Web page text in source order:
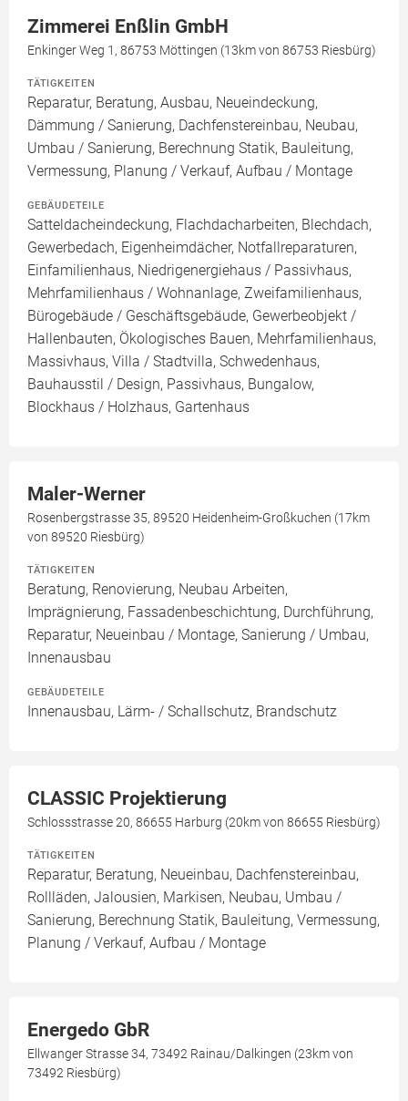
Zimmerei Enßlin GmbH
Enkinger Weg 1, 86753 Möttingen (13km von 86753 Riesbürg)
TÄTIGKEITEN
Reparatur, Beratung, Ausbau, Neueindeckung,
Dämmung / Sanierung, Dachfenstereinbau, Neubau,
Umbau / Sanierung, Berechnung Statik, Bauleitung,
Vermessung, Planung / Verkauf, Aufbau / Montage
GEBÄUDETEILE
Satteldacheindeckung, Flachdacharbeiten, Blechdach,
Gewerbedach, Eigenheimdächer, Notfallreparaturen,
Einfamilienhaus, Niedrigenergiehaus / Passivhaus,
Mehrfamilienhaus / Wohnanlage, Zweifamilienhaus,
Bürogebäude / Geschäftsgebäude, Gewerbeobjekt /
Hallenbauten, Ökologisches Bauen, Mehrfamilienhaus,
Massivhaus, Villa / Stadtvilla, Schwedenhaus,
Bauhausstil / Design, Passivhaus, Bungalow,
Blockhaus / Holzhaus, Gartenhaus
Maler-Werner
Rosenbergstrasse 35, 89520 Heidenheim-Großkuchen (17km
von 89520 Riesbürg)
TÄTIGKEITEN
Beratung, Renovierung, Neubau Arbeiten,
Imprägnierung, Fassadenbeschichtung, Durchführung,
Reparatur, Neueinbau / Montage, Sanierung / Umbau,
Innenausbau
GEBÄUDETEILE
Innenausbau, Lärm- / Schallschutz, Brandschutz
CLASSIC Projektierung
Schlossstrasse 20, 86655 Harburg (20km von 86655 Riesbürg)
TÄTIGKEITEN
Reparatur, Beratung, Neueinbau, Dachfenstereinbau,
Rollläden, Jalousien, Markisen, Neubau, Umbau /
Sanierung, Berechnung Statik, Bauleitung, Vermessung,
Planung / Verkauf, Aufbau / Montage
Energedo GbR
Ellwanger Strasse 34, 73492 Rainau/Dalkingen (23km von
73492 Riesbürg)